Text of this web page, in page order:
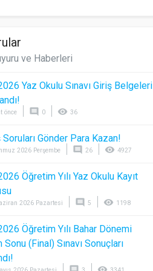
ve Haberleri
Yaz Okulu Sınavı Giriş Belgeleri
önce comment 0 visibility 36
Soruları Gönder Para Kazan!
2026 Perşembe comment 26 visibility 4927
Öğretim Yılı Yaz Okulu Kayıt
2026 Pazartesi comment 5 visibility 1198
Öğretim Yılı Bahar Dönemi
Sonu (Final) Sınavı Sonuçları